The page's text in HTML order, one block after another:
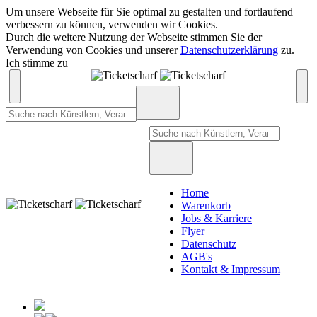
Um unsere Webseite für Sie optimal zu gestalten und fortlaufend
verbessern zu können, verwenden wir Cookies.
Durch die weitere Nutzung der Webseite stimmen Sie der
Verwendung von Cookies und unsererDatenschutzerklärung zu.
Ich stimme zu
Home
Warenkorb
Jobs & Karriere
Flyer
Datenschutz
AGB's
Kontakt & Impressum